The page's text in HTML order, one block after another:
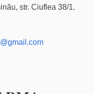
str. Ciuflea 38/1.